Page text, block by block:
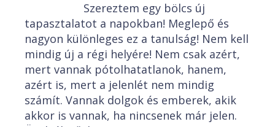
Szereztem egy bölcs új
tapasztalatot a napokban! Meglepő és
nagyon különleges ez a tanulság! Nem kell
mindig új a régi helyére! Nem csak azért,
mert vannak pótolhatatlanok, hanem,
azért is, mert a jelenlét nem mindig
számít. Vannak dolgok és emberek, akik
akkor is vannak, ha nincsenek már jelen.